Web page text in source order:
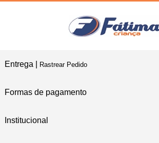
Entrega | Rastrear Pedido
Formas de pagamento
Institucional